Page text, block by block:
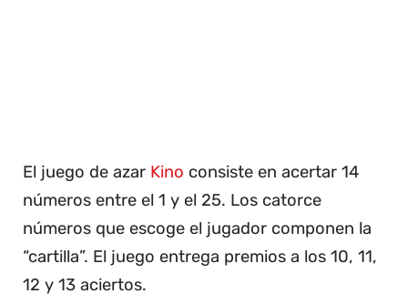
El juego de azar Kino consiste en acertar 14
números entre el 1 y el 25. Los catorce
números que escoge el jugador componen la
“cartilla”. El juego entrega premios a los 10, 11,
12 y 13 aciertos.